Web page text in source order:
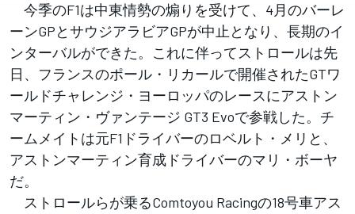
今季のF1は中東情勢の煽りを受けて、4月のバーレ
ーンGPとサウジアラビアGPが中止となり、長期のイ
ンターバルができた。これに伴ってストロールは先
日、フランスのポール・リカールで開催されたGTワ
ールドチャレンジ・ヨーロッパのレースにアストン
マーティン・ヴァンテージ GT3 Evoで参戦した。チ
ームメイトは元F1ドライバーのロベルト・メリと、
アストンマーティン育成ドライバーのマリ・ボーヤ
だ。
ストロールらが乗るComtoyou Racingの18号車アス